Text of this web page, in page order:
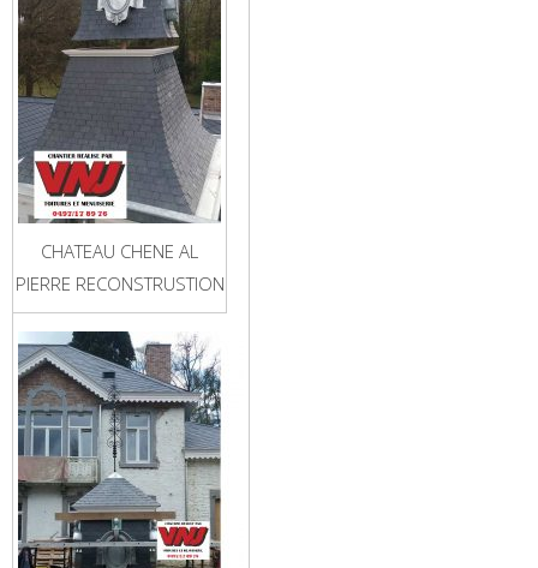
CHATEAU CHENE AL
PIERRE RECONSTRUSTION